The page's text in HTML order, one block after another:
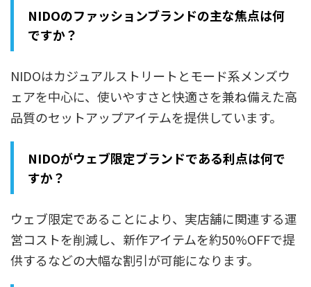
NIDOのファッションブランドの主な焦点は何
ですか？
NIDOはカジュアルストリートとモード系メンズウ
ェアを中心に、使いやすさと快適さを兼ね備えた高
品質のセットアップアイテムを提供しています。
NIDOがウェブ限定ブランドである利点は何で
すか？
ウェブ限定であることにより、実店舗に関連する運
営コストを削減し、新作アイテムを約50%OFFで提
供するなどの大幅な割引が可能になります。